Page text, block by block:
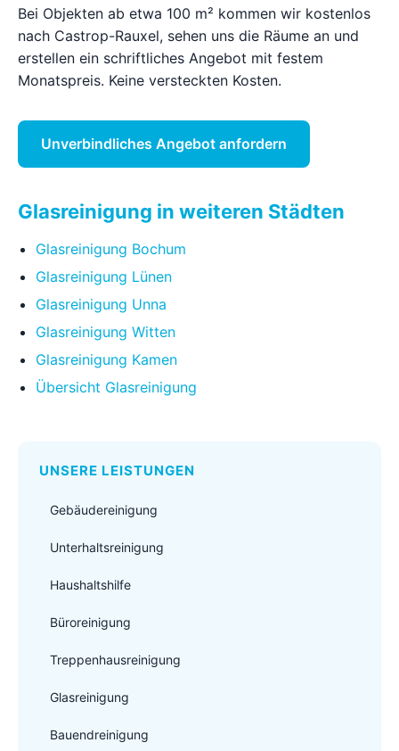
Bei Objekten ab etwa 100 m² kommen wir kostenlos
nach Castrop-Rauxel, sehen uns die Räume an und
erstellen ein schriftliches Angebot mit festem
Monatspreis. Keine versteckten Kosten.
Unverbindliches Angebot anfordern
Glasreinigung in weiteren Städten
Glasreinigung Bochum
Glasreinigung Lünen
Glasreinigung Unna
Glasreinigung Witten
Glasreinigung Kamen
Übersicht Glasreinigung
UNSERE LEISTUNGEN
Gebäudereinigung
Unterhaltsreinigung
Haushaltshilfe
Büroreinigung
Treppenhausreinigung
Glasreinigung
Bauendreinigung